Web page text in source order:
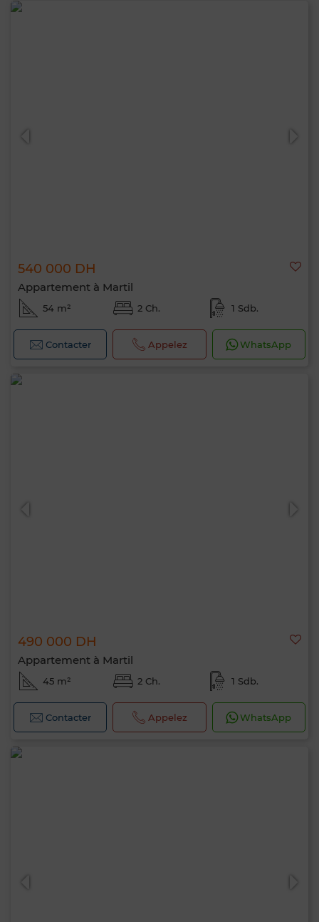
540 000 DH
Appartement à Martil
54 m² 2 Ch. 1 Sdb.
Contacter Appelez WhatsApp
490 000 DH
Appartement à Martil
45 m² 2 Ch. 1 Sdb.
Contacter Appelez WhatsApp